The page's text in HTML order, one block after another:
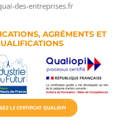
des-entreprises.fr
AGRÉMENTS ET
LE CERTIFICAT QUALIOPI